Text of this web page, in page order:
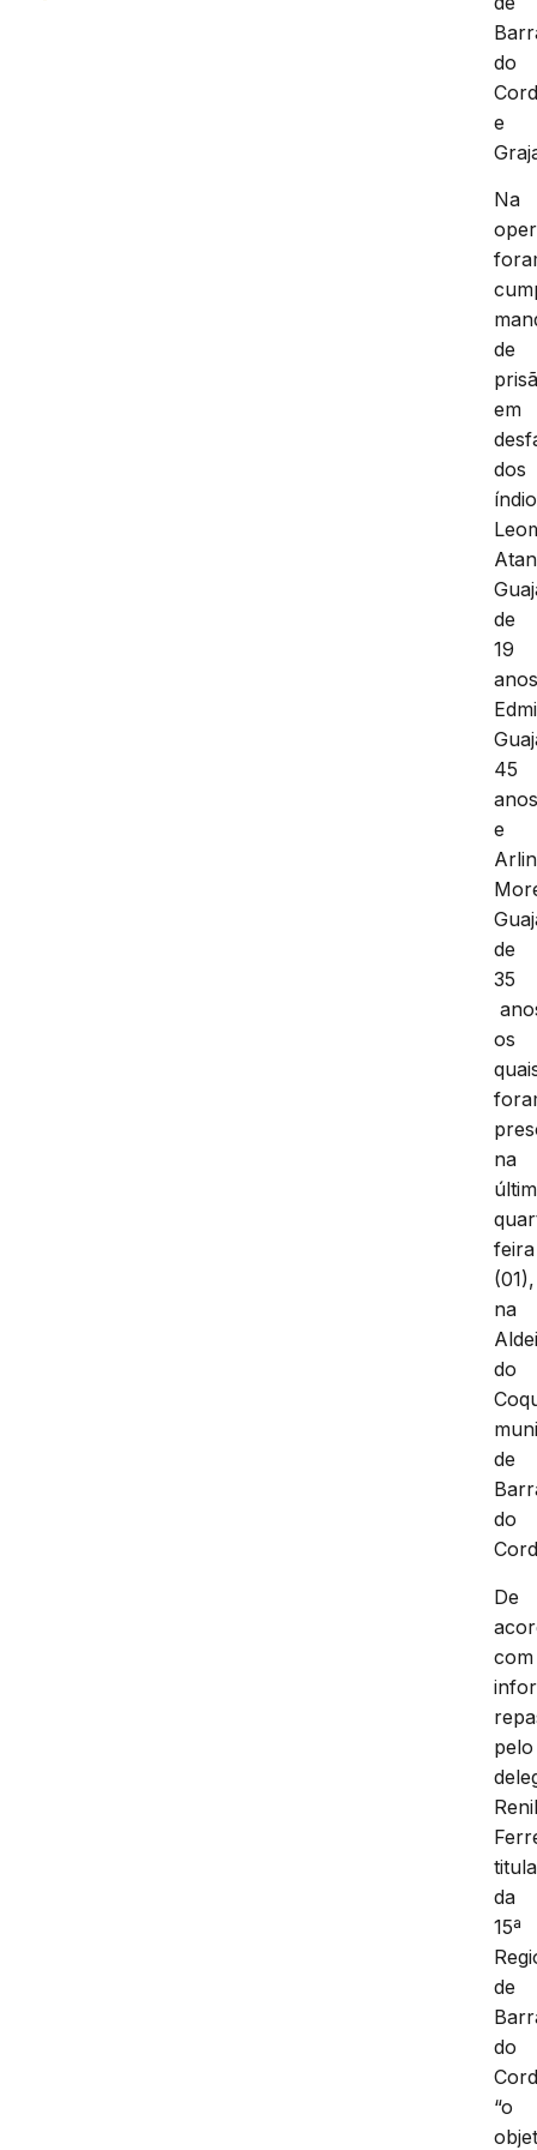
do
e
Na
de
em
dos
de
19
45
e
de
35
os
na
feira
(01),
na
do
de
do
De
com
pelo
da
15ª
de
do
“o